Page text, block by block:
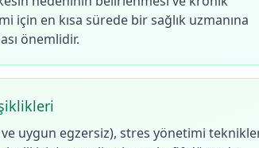
için en kısa sürede bir sağlık uzmanına
önemlidir.
uygun egzersiz), stres yönetimi